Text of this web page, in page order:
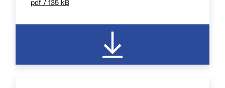
pdf / 135 kB